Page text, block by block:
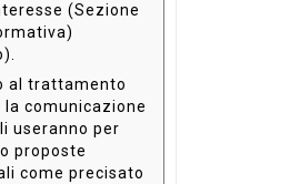
(Sezione
al trattamento
comunicazione
useranno per
proposte
come precisato